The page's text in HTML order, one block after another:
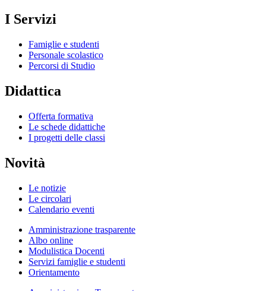
I Servizi
Famiglie e studenti
Personale scolastico
Percorsi di Studio
Didattica
Offerta formativa
Le schede didattiche
I progetti delle classi
Novità
Le notizie
Le circolari
Calendario eventi
Amministrazione trasparente
Albo online
Modulistica Docenti
Servizi famiglie e studenti
Orientamento